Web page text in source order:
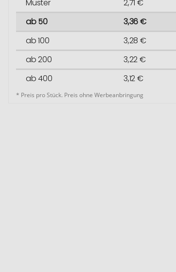
Muster
2,71 €
ab 50
3,36 €
ab 100
3,28 €
ab 200
3,22 €
ab 400
3,12 €
* Preis pro Stück. Preis ohne Werbeanbringung